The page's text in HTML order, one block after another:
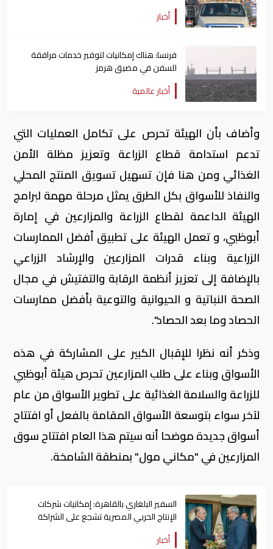
أخبار
فرنسا: هناك إمكانيات لتوفير خدمات مرافقة
للسفن في مضيق هرمز
أخبار عالمية
وأضاف بأن الهيئة تحرص على تكامل العمليات التي
تدعم استدامة قطاع الزراعة وتعزيز مظلة الأمن
الغذائي ومن هنا فإن تسهيل تسويق المنتج المحلي
والنفاذ للأسواق بكل الطرق يمثل مرحلة مهمة لبرامج
الهيئة الداعمة لقطاع الزراعة والمزارعين في إمارة
أبوظبي، و تعمل الهيئة على تطبيق أفضل الممارسات
الزراعية وبناء قدرات المزارعين والإرشاد الزراعي
بالإضافة إلى تعزيز أنظمة الرقابة والتفتيش في مجال
الصحة النباتية و الحيوانية والتوعية بأفضل ممارسات
الحصاد وما بعد الحصاد".
وذكر أنه نظرا للإقبال الكبير على المشاركة في هذه
الأسواق وبناء على طلب المزارعين تحرص هيئة أبوظبي
للزراعة والسلامة الغذائية على تطوير الأسواق من عام
لآخر سواء بتوسعة الأسواق المقامة بالفعل أو افتتاح
أسواق جديدة موضحا أنه سيتم هذا العام افتتاح سوق
المزارعين في "مكاني مول" بمنطقة الشامخة.
السفير البلغاري بالقاهرة: إمكانيات شركات
الإنتاج الحربي المصرية تشجع على الشراكة
معها
أخبار